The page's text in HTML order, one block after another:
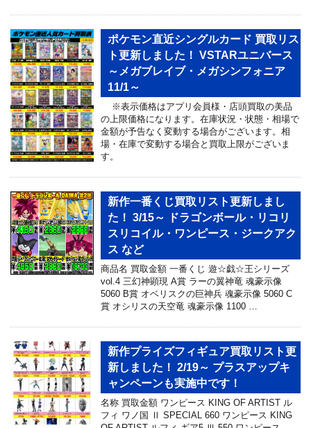
ポケモン直近シングルカード 買取リス
ト更新しました！ VSTARユニバース
～メガブレイブ・メガシンフォニア
11/1～
※表示価格はアプリ会員様・店頭買取の美品
の上限価格になります。在庫状況・状態・相場で
金額が予告なく変動する場合がございます。相
場・在庫で変動する場合と買取上限がございま
す。
新作一番くじ買取リスト更新しまし
た！ 3/15～ ドラゴンボール・リコリ
スリコイル・ワンピース・ジークアク
ス など
商品名 買取金額 一番くじ 遊☆戯☆王シリーズ
vol.4 三幻神顕現 A賞 ラーの翼神竜 魂豪示像
5060 B賞 オベリスクの巨神兵 魂豪示像 5060 C
賞 オシリスの天空竜 魂豪示像 1100 …
新作プライズフィギュア買取リスト更
新しました！ 2/19～ プラスアップキ
ャンペーンも実施中です！
名称 買取金額 ワンピース KING OF ARTIST ル
フィ ワノ国 Ⅱ SPECIAL 660 ワンピース KING